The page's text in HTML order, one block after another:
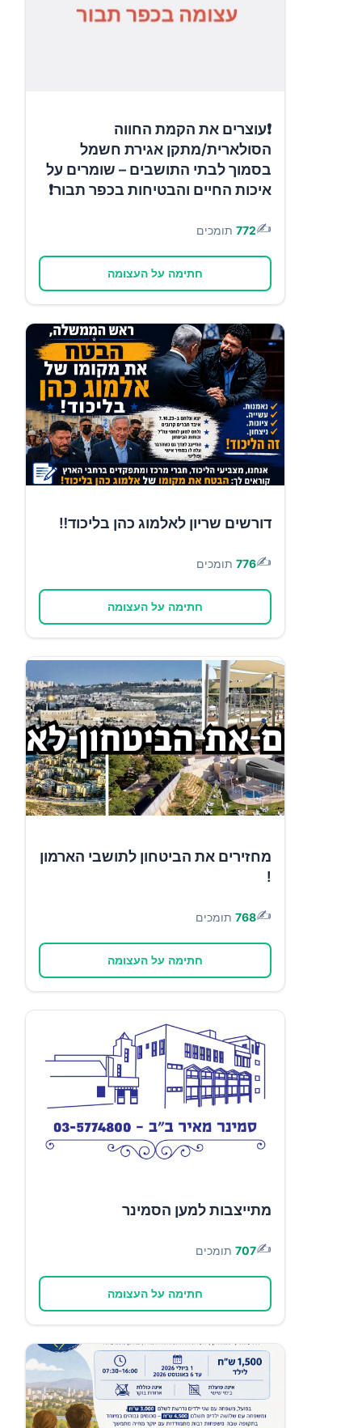
❗עוצרים את הקמת החווה
הסולארית/מתקן אגירת חשמל
בסמוך לבתי התושבים – שומרים על
איכות החיים והבטיחות בכפר תבור❗
✍️
772 תומכים
חתימה על העצומה
דורשים שריון לאלמוג כהן בליכוד‼️
✍️
776 תומכים
חתימה על העצומה
מחזירים את הביטחון לתושבי הארמון
!
✍️
768 תומכים
חתימה על העצומה
מתייצבות למען הסמינר
✍️
707 תומכים
חתימה על העצומה